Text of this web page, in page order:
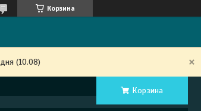
Корзина
(10.08)
Корзина